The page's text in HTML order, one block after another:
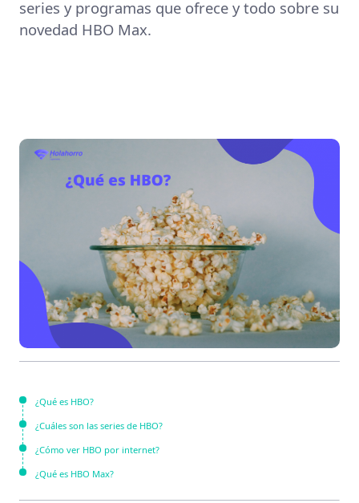
¿Qué es HBO?
¿Cuáles son las series de HBO?
¿Cómo ver HBO por internet?
¿Qué es HBO Max?
series y programas que ofrece y todo sobre su
novedad HBO Max.